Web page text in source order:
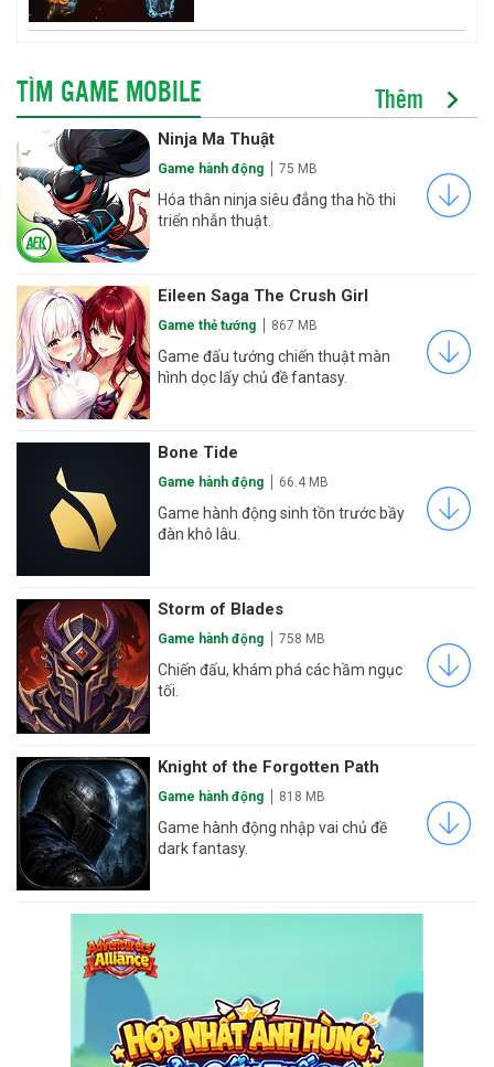
TÌM GAME MOBILE Thêm
Ninja Ma Thuật
Game hành động 75 MB
Hóa thân ninja siêu đẳng tha hồ thi
triển nhẫn thuật.
Eileen Saga The Crush Girl
Game thẻ tướng 867 MB
Game đấu tướng chiến thuật màn
hình dọc lấy chủ đề fantasy.
Bone Tide
Game hành động 66.4 MB
Game hành động sinh tồn trước bầy
đàn khô lâu.
Storm of Blades
Game hành động 758 MB
Chiến đấu, khám phá các hầm ngục
tối.
Knight of the Forgotten Path
Game hành động 818 MB
Game hành động nhập vai chủ đề
dark fantasy.